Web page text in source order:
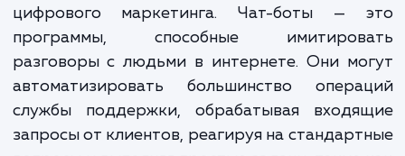
клиентов и, как следствие, снижению
В этом контексте разработка чат-
становится неотъемлемой частью
цифрового маркетинга. Чат-боты —
программы, способные